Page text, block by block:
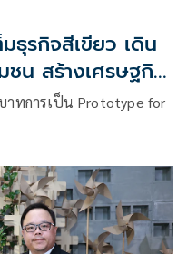
ธุรกิจสีเขียว เดิน
ชน สร้างเศรษฐกิจ
าทการเป็น Prototype for